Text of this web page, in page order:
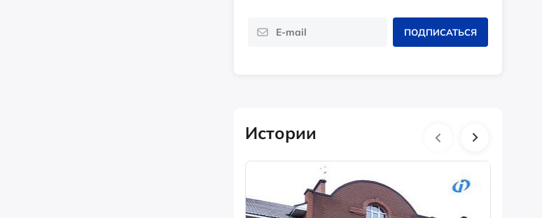
ПОДПИСАТЬСЯ
Истории